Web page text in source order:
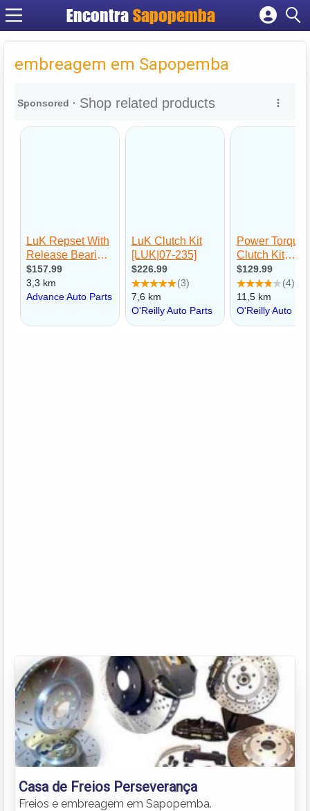
Encontra Sapopemba
Cadastrar empresa
Criar conta
embreagem em Sapopemba
Casa de Freios Perseverança
Freios e embreagem em Sapopemba.